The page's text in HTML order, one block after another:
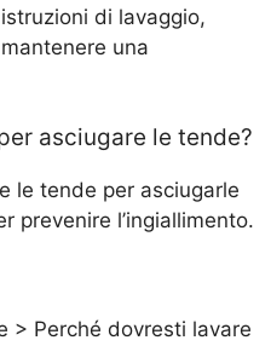
di lavaggio,
una
asciugare le tende?
le tende per asciugarle
prevenire l’ingiallimento.
> Perché dovresti lavare